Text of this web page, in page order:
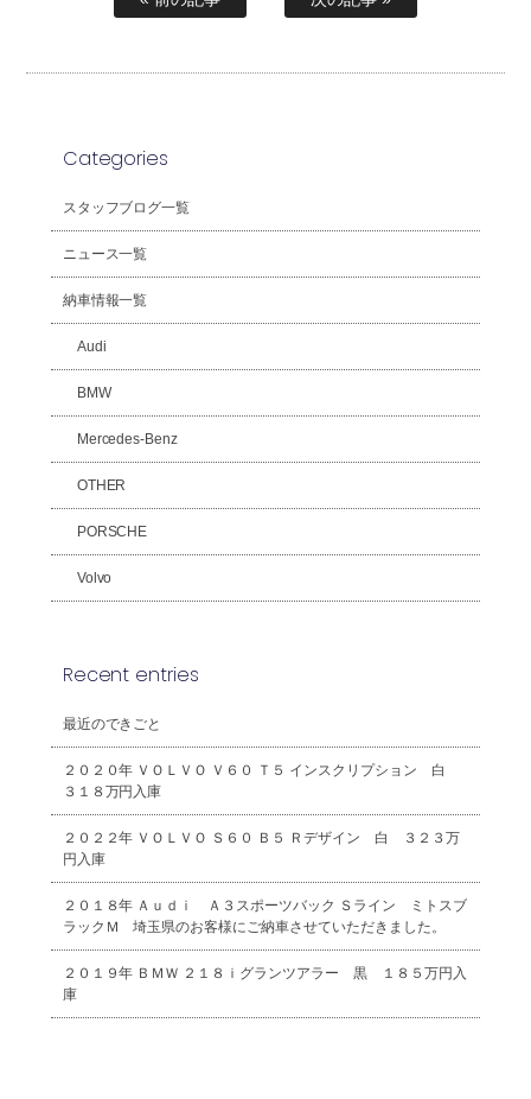
Categories
スタッフブログ一覧
ニュース一覧
納車情報一覧
Audi
BMW
Mercedes-Benz
OTHER
PORSCHE
Volvo
Recent entries
最近のできごと
２０２０年 ＶＯＬＶＯ Ｖ６０ Ｔ５ インスクリプション 白
３１８万円入庫
２０２２年 ＶＯＬＶＯ Ｓ６０ Ｂ５ Ｒデザイン 白 ３２３万
円入庫
２０１８年 Ａｕｄｉ Ａ３スポーツバック Ｓライン ミトスブ
ラックＭ 埼玉県のお客様にご納車させていただきました。
２０１９年 ＢＭＷ ２１８ｉグランツアラー 黒 １８５万円入
庫